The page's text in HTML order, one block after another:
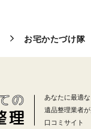
お宅かたづけ隊
あなたに最適な
遺品整理業者
口コミサイト